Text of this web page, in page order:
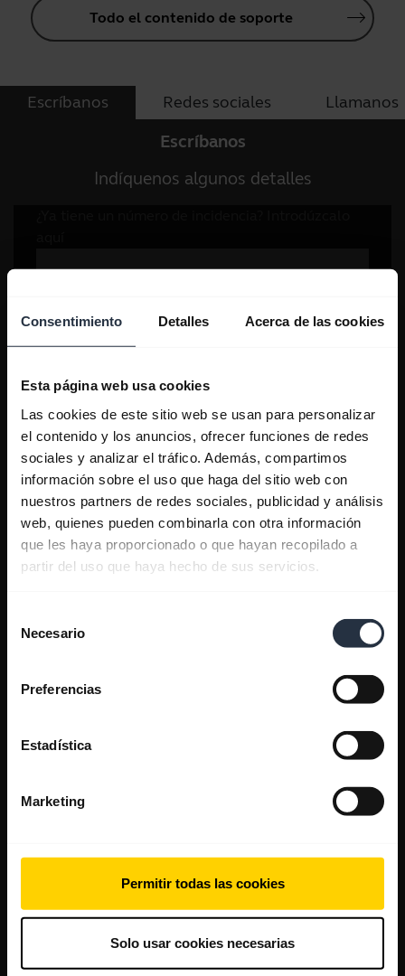
Consentimiento Detalles Acerca de las cookies
Esta página web usa cookies
Las cookies de este sitio web se usan para personalizar
el contenido y los anuncios, ofrecer funciones de redes
sociales y analizar el tráfico. Además, compartimos
información sobre el uso que haga del sitio web con
nuestros partners de redes sociales, publicidad y análisis
web, quienes pueden combinarla con otra información
que les haya proporcionado o que hayan recopilado a
partir del uso que haya hecho de sus servicios.
Necesario
Preferencias
Estadística
Marketing
Permitir todas las cookies
Solo usar cookies necesarias
Todo el contenido de soporte
Escríbanos Redes sociales Llamanos
Escríbanos
Indíquenos algunos detalles